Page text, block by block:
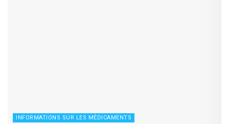
INFORMATIONS SUR LES MÉDICAMENTS